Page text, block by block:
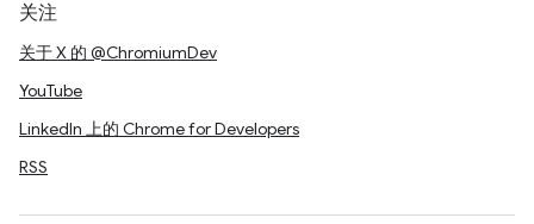
关注
关于 X 的 @ChromiumDev
YouTube
LinkedIn 上的 Chrome for Developers
RSS